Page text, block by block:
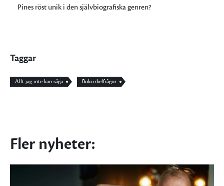
Pines röst unik i den självbiografiska genren?
Taggar
Allt jag inte kan säga Bokcirkelfrågor
Fler nyheter: